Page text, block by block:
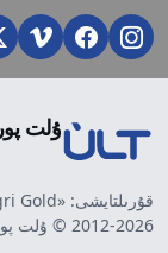
ۇلت
قۇرىلتايشى: «Tengri Gold» جشس
2012-2026 © ۇلت پورتالى